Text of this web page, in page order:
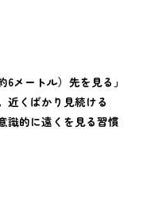
6メートル）先を見る」
近くばかり見続ける
識的に遠くを見る習慣